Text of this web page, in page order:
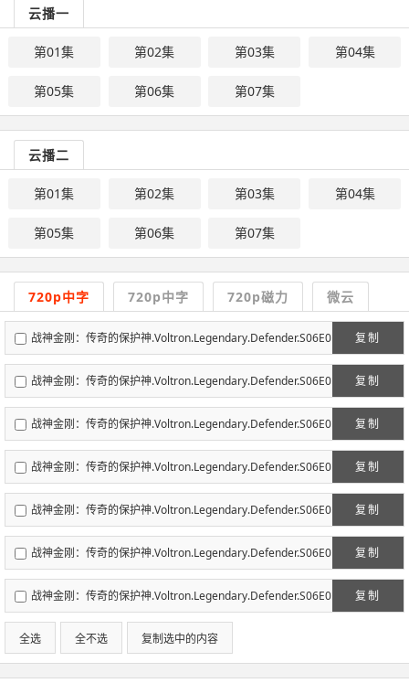
云播一
第01集 第02集 第03集 第04集
第05集 第06集 第07集
云播二
第01集 第02集 第03集 第04集
第05集 第06集 第07集
720p中字 720p中字 720p磁力 微云
复制
战神金刚：传奇的保护神.Voltron.Legendary.Defender.S06E0
1.720P.WEBRIP.x264.中英字幕特效版-深影字幕组.mp4
复制
战神金刚：传奇的保护神.Voltron.Legendary.Defender.S06E0
2.720P.WEBRIP.x264.中英字幕特效版-深影字幕组.mp4
复制
战神金刚：传奇的保护神.Voltron.Legendary.Defender.S06E0
3.720P.WEBRIP.x264.中英字幕特效版-深影字幕组.mp4
复制
战神金刚：传奇的保护神.Voltron.Legendary.Defender.S06E0
4.720P.WEBRIP.x264.中英字幕特效版-深影字幕组.mp4
复制
战神金刚：传奇的保护神.Voltron.Legendary.Defender.S06E0
5.720P.WEBRIP.x264.中英字幕特效版-深影字幕组.mp4
复制
战神金刚：传奇的保护神.Voltron.Legendary.Defender.S06E0
6.720P.WEBRIP.x264.中英字幕特效版-深影字幕组.mp4
复制
战神金刚：传奇的保护神.Voltron.Legendary.Defender.S06E0
7.720P.WEBRIP.x264.中英字幕特效版-深影字幕组.mp4
全选 全不选 复制选中的内容